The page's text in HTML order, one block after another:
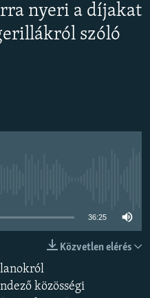
nyeri a díjakat
szóló
36:25
Közvetlen elérés
közösségi